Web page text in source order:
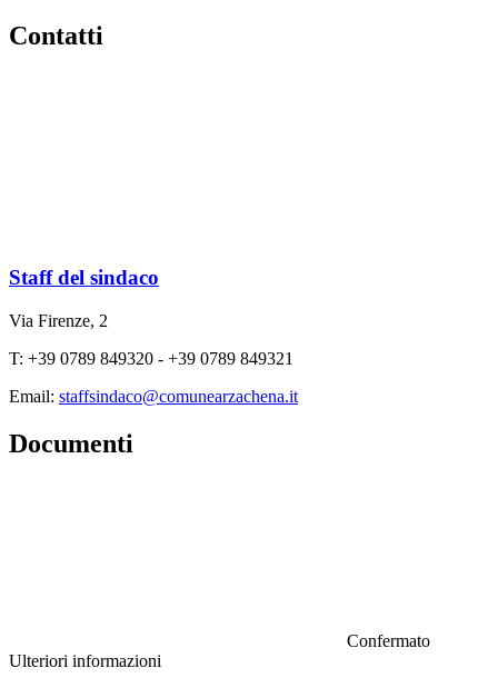
Contatti
Staff del sindaco
Via Firenze, 2
T: +39 0789 849320 - +39 0789 849321
Email: staffsindaco@comunearzachena.it
Documenti
Confermato
Ulteriori informazioni